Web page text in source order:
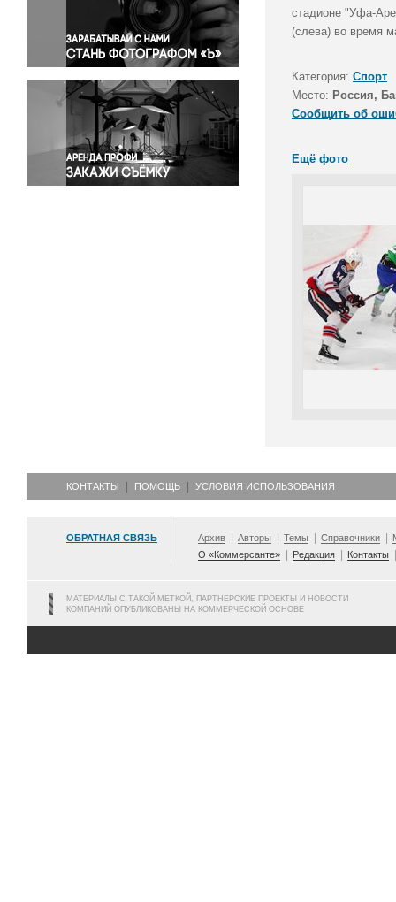
Правосудие
Происшествия и конфликты
Религия
Светская жизнь
Спорт
Экология
Экономика и бизнес
стадионе "Уфа-
(слева) во время
Категория: Спорт
Место: Россия,
Сообщить об
Ещё фото
КОНТАКТЫ ПОМОЩЬ УСЛОВИЯ ИСПОЛЬЗОВАНИЯ
ОБРАТНАЯ СВЯЗЬ Архив Авторы Темы Справочники
О «Коммерсанте»
Редакция Контакты
МАТЕРИАЛЫ С ТАКОЙ МЕТКОЙ, ПАРТНЕРСКИЕ ПРОЕКТЫ И НОВОСТИ
КОМПАНИЙ ОПУБЛИКОВАНЫ НА КОММЕРЧЕСКОЙ ОСНОВЕ